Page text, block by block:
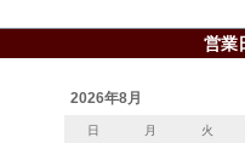
営業